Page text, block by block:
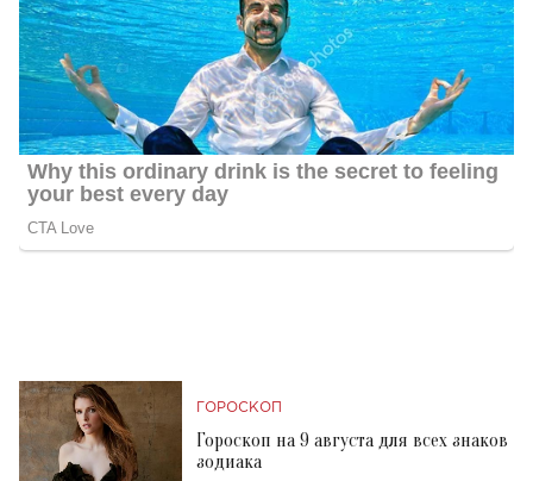
ГОРОСКОП
Гороскоп на 9 августа для всех знаков
зодиака